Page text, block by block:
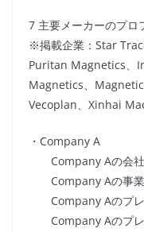
7 主要メーカーのプロ
※掲載企業：Star
Puritan Magnetics、
Magnetics、
Vecoplan、Xinhai
・Company A
Company Aの会
Company Aの事
Company Aのプレ
Company Aのプレ